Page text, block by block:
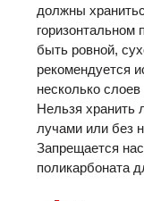
должны
быть ровной,
рекомендуется
несколько
Нельзя
лучами или без
Запрещается
поликарбоната